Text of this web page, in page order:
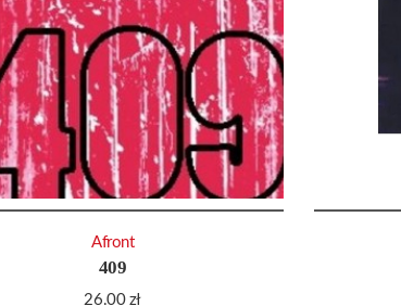
409
26.00 zł
Afront